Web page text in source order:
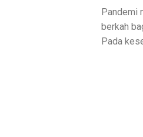
Pandemi
berkah
Pada